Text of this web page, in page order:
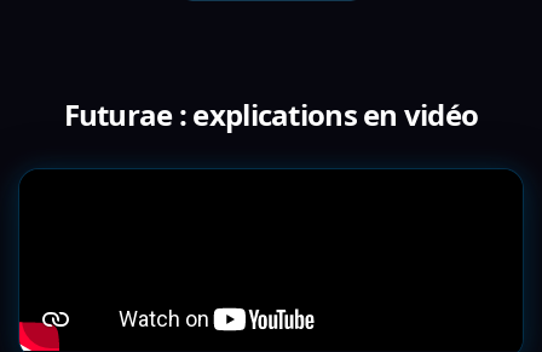
Futurae : explications en vidéo